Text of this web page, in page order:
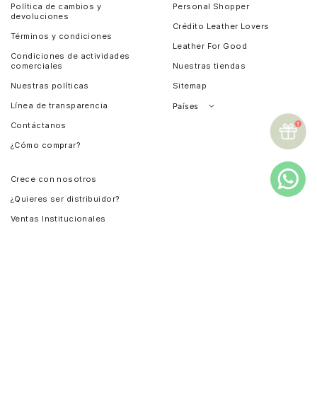
Política de cambios y
devoluciones
Términos y condiciones
Condiciones de actividades
comerciales
Nuestras políticas
Línea de transparencia
Contáctanos
¿Cómo comprar?
Personal Shopper
Crédito Leather Lovers
Leather For Good
Nuestras tiendas
Sitemap
Países
Crece con nosotros
¿Quieres ser distribuidor?
Ventas Institucionales